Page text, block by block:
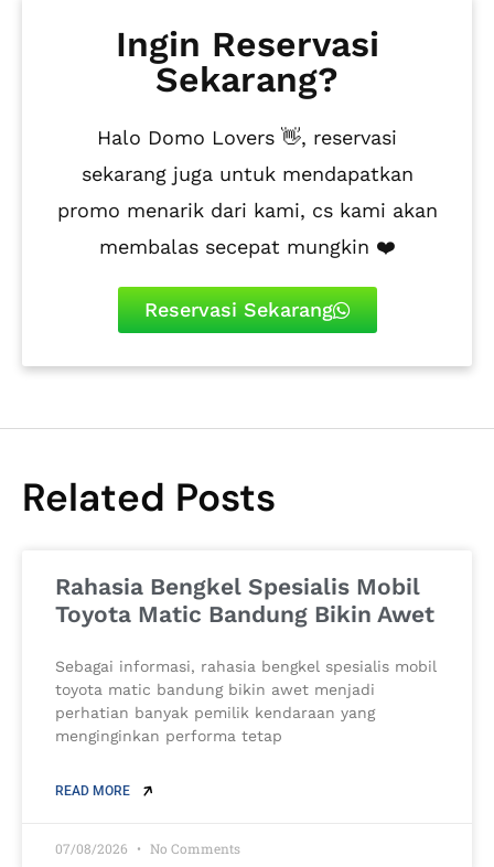
Ingin Reservasi
Sekarang?
Halo Domo Lovers 👋, reservasi
sekarang juga untuk mendapatkan
promo menarik dari kami, cs kami akan
membalas secepat mungkin ❤️
Reservasi Sekarang
Related Posts
Rahasia Bengkel Spesialis Mobil
Toyota Matic Bandung Bikin Awet
Sebagai informasi, rahasia bengkel spesialis mobil
toyota matic bandung bikin awet menjadi
perhatian banyak pemilik kendaraan yang
menginginkan performa tetap
READ MORE
07/08/2026 No Comments